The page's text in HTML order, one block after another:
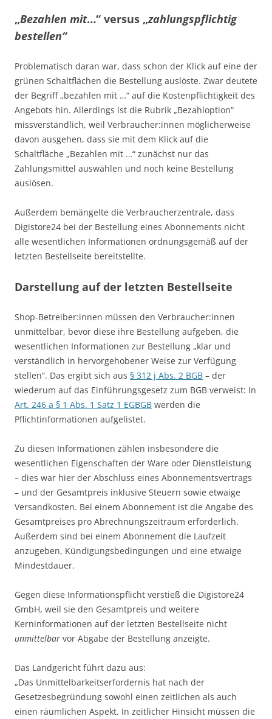
„Bezahlen mit…“ versus „zahlungspflichtig
bestellen“
Problematisch daran war, dass schon der Klick auf eine der
grünen Schaltflächen die Bestellung auslöste. Zwar deutete
der Begriff „bezahlen mit …“ auf die Kostenpflichtigkeit des
Angebots hin. Allerdings ist die Rubrik „Bezahloption“
missverständlich, weil Verbraucher:innen möglicherweise
davon ausgehen, dass sie mit dem Klick auf die
Schaltfläche „Bezahlen mit …“ zunächst nur das
Zahlungsmittel auswählen und noch keine Bestellung
auslösen.
Außerdem bemängelte die Verbraucherzentrale, dass
Digistore24 bei der Bestellung eines Abonnements nicht
alle wesentlichen Informationen ordnungsgemäß auf der
letzten Bestellseite bereitstellte.
Darstellung auf der letzten Bestellseite
Shop-Betreiber:innen müssen den Verbraucher:innen
unmittelbar, bevor diese ihre Bestellung aufgeben, die
wesentlichen Informationen zur Bestellung „klar und
verständlich in hervorgehobener Weise zur Verfügung
stellen“. Das ergibt sich aus § 312 j Abs. 2 BGB – der
wiederum auf das Einführungsgesetz zum BGB verweist: In
Art. 246 a § 1 Abs. 1 Satz 1 EGBGB werden die
Pflichtinformationen aufgelistet.
Zu diesen Informationen zählen insbesondere die
wesentlichen Eigenschaften der Ware oder Dienstleistung
– dies war hier der Abschluss eines Abonnementsvertrags
– und der Gesamtpreis inklusive Steuern sowie etwaige
Versandkosten. Bei einem Abonnement ist die Angabe des
Gesamtpreises pro Abrechnungszeitraum erforderlich.
Außerdem sind bei einem Abonnement die Laufzeit
anzugeben, Kündigungsbedingungen und eine etwaige
Mindestdauer.
Gegen diese Informationspflicht verstieß die Digistore24
GmbH, weil sie den Gesamtpreis und weitere
Kerninformationen auf der letzten Bestellseite nicht
unmittelbar vor Abgabe der Bestellung anzeigte.
Das Landgericht führt dazu aus:
„Das Unmittelbarkeitserfordernis hat nach der
Gesetzesbegründung sowohl einen zeitlichen als auch
einen räumlichen Aspekt. In zeitlicher Hinsicht müssen die